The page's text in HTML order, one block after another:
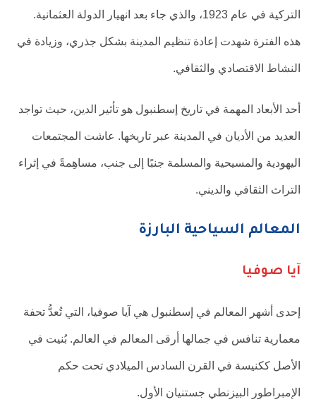
التركية في عام 1923، والذي جاء بعد انهيار الدولة العثمانية.
هذه الفترة شهدت إعادة تنظيم المدينة بشكل جذري، وزيادة في
النشاط الاقتصادي والثقافي.
أحد الأبعاد المهمة في تاريخ إسطنبول هو تأثير الدين، حيث تواجد
العديد من الأديان في المدينة عبر تاريخها. عاشت المجتمعات
اليهودية والمسيحية والمسلمة جنبًا إلى جنب، مساهِمةً في إثراء
التراث الثقافي والديني.
المعالم السياحية البارزة
آيا صوفيا
إحدى أشهر المعالم في إسطنبول هي آيا صوفيا، التي تُعدُّ تحفة
معمارية تنافس في جمالها أرقى المعالم في العالم. بُنيت في
الأصل ككنيسة في القرن السادس الميلادي تحت حكم
الإمبراطور البيزنطي جستنيان الأول.